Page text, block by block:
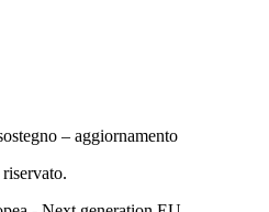
– aggiornamento